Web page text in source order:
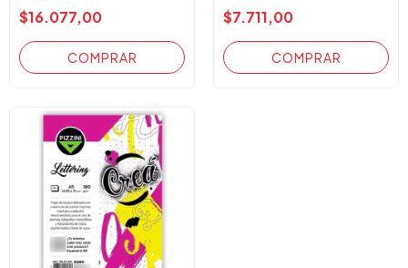
$16.077,00 $7.711,00